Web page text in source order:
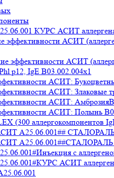
КУРС АСИТ
эффективности АСИТ
эффективности АСИТ
p12, IgE В03.002.004x1
АСИТ:
АСИТ: Злаковые
АСИТ:
АСИТ: Полынь
(300 аллергокомпонентов
АСИТ А25.06.001##
АСИТ
с
АСИТ